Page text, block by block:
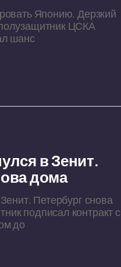
Японию. Дерзкий
ЦСКА
шанс
в Зенит.
дома
Петербург снова
подписал контракт с
до